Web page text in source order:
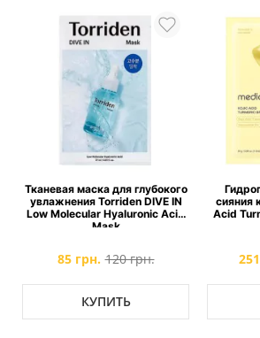
Тканевая маска для глубокого
увлажнения Torriden DIVE IN
Low Molecular Hyaluronic Acid
Mask
85 грн. 120 грн.
КУПИТЬ
сияния
Acid